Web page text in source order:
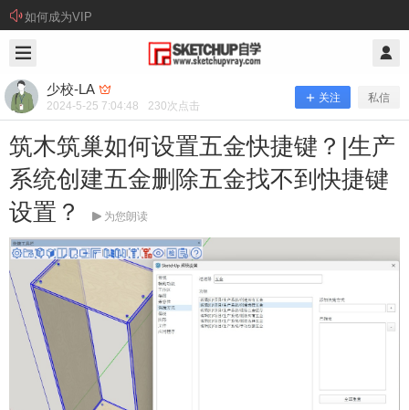
如何成为VIP
少校-LA
2024-5-25 7:04:48 230次点击
关注 私信
筑木筑巢如何设置五金快捷键？|生产
系统创建五金删除五金找不到快捷键
设置？
为您朗读
少校-LA @ SketchUp自学
筑木筑巢如何设置五金快捷键？|生产
系统创建五金删除五金找不到快捷键设
置？
问： 筑木筑巢如何设置五金快捷键？|生产系统创建